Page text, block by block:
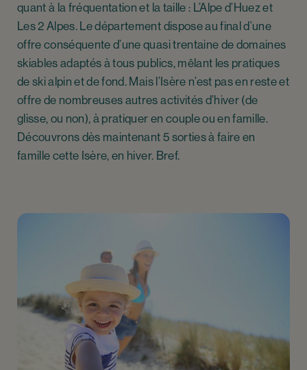
quant à la fréquentation et la taille : L’Alpe d’Huez et
Les 2 Alpes. Le département dispose au final d’une
offre conséquente d’une quasi trentaine de domaines
skiables adaptés à tous publics, mêlant les pratiques
de ski alpin et de fond. Mais l’Isère n’est pas en reste et
offre de nombreuses autres activités d’hiver (de
glisse, ou non), à pratiquer en couple ou en famille.
Découvrons dès maintenant 5 sorties à faire en
famille cette Isère, en hiver. Bref.